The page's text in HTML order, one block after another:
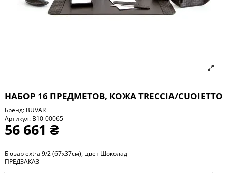
НАБОР 16 ПРЕДМЕТОВ, КОЖА TRECCIA/СUOIETTO
Бренд: BUVAR
Артикул: B10-00065
56 661 ₴
Бювар extra 9/2 (67x37см), цвет Шоколад
ПРЕДЗАКАЗ